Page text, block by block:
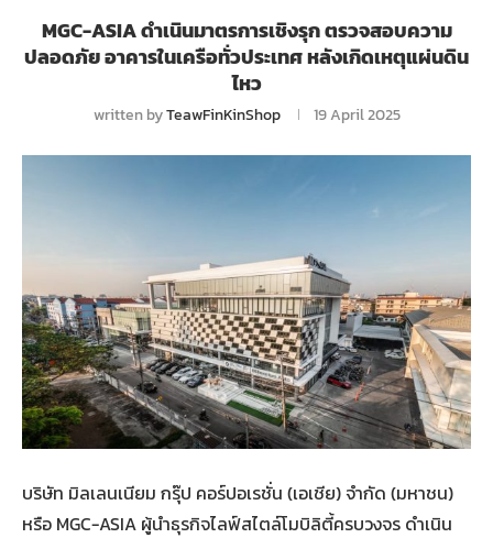
MGC-ASIA ดำเนินมาตรการเชิงรุก ตรวจสอบความ
ปลอดภัย อาคารในเครือทั่วประเทศ หลังเกิดเหตุแผ่นดิน
ไหว
written byTeawFinKinShop 19 April 2025
บริษัท มิลเลนเนียม กรุ๊ป คอร์ปอเรชั่น (เอเชีย) จำกัด (มหาชน)
หรือ MGC-ASIA ผู้นำธุรกิจไลฟ์สไตล์โมบิลิตี้ครบวงจร ดำเนิน